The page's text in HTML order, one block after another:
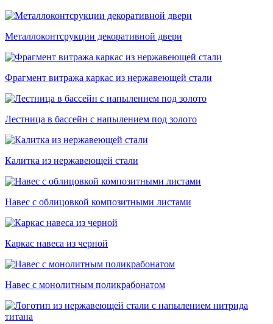
Металлоконтсрукции декоративной двери
Фрагмент витража каркас из нержавеющей стали
Лестница в бассейн с напылением под золото
Калитка из нержавеющей стали
Навес с облицовкой композитными листами
Каркас навеса из черной
Навес с монолитным поликрабонатом